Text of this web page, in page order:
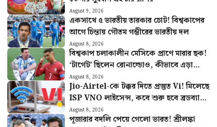
চা-দুধের এই পরিমাপটা বজায়
রাখুন, চা হবে ধাবার মতো
ভারতের প্রথম ‘বৈদ্যুতিক উড়ন্ত
গাড়ি’ বানিয়ে তাক লাগালেন
Breaking News View All
আজকের রাশিফল ৯ অগাস্ট, বাড়ি-গাড়ি
কেনার সুযোগ এই চার রাশির
August 9, 2026
একসাথে ৫ ভারতীয় তারকার চোট! বিশ্বকাপের
আগে চিন্তায় গৌতম গম্ভীরের ভারতীয় দল